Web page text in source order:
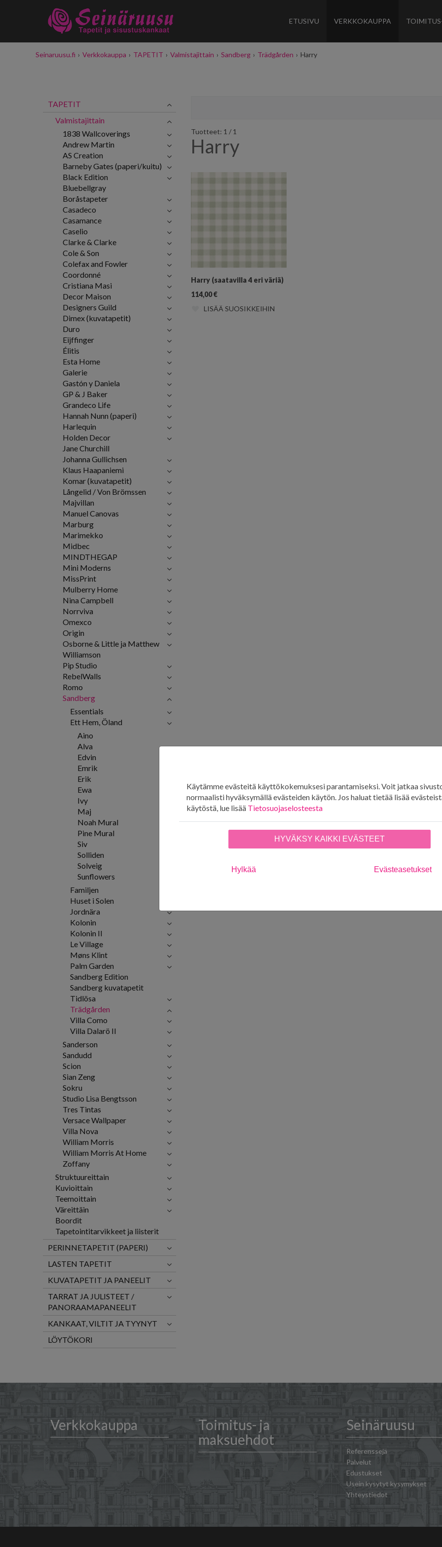
ETUSIVU VERKKOKAUPPA
Seinaruusu.fi › Verkkokauppa › TAPETIT › Valmistajittain › Sandberg › Trädgården › Harry
Tuotteet: 1 / 1
Harry
Harry (saatavilla 4 eri väriä)
114,00€
LISÄÄ SUOSIKKEIHIN
TAPETIT
Valmistajittain
1838 Wallcoverings
Andrew Martin
AS Creation
Barneby Gates (paperi/kuitu)
Black Edition
Bluebellgray
Boråstapeter
Casadeco
Casamance
Caselio
Clarke & Clarke
Cole & Son
Colefax and Fowler
Coordonné
Cristiana Masi
Decor Maison
Designers Guild
Dimex (kuvatapetit)
Duro
Eijffinger
Élitis
Esta Home
Galerie
Gastón y Daniela
GP & J Baker
Grandeco Life
Hannah Nunn (paperi)
Harlequin
Holden Decor
Jane Churchill
Johanna Gullichsen
Klaus Haapaniemi
Komar (kuvatapetit)
Långelid / Von Brömssen
Majvillan
Manuel Canovas
Marburg
Marimekko
Midbec
MINDTHEGAP
Mini Moderns
MissPrint
Mulberry Home
Nina Campbell
Norrviva
Omexco
Origin
Osborne & Little ja Matthew
Williamson
Pip Studio
RebelWalls
Romo
Sandberg
Essentials
Ett Hem, Öland
Aino
Alva
Edvin
Emrik
Erik
Ewa
Ivy
Maj
Noah Mural
Pine Mural
Siv
Solliden
Solveig
Sunflowers
Familjen
Huset i Solen
Jordnära
Kolonin
Kolonin II
Le Village
Møns Klint
Palm Garden
Sandberg Edition
Sandberg kuvatapetit
Tidlösa
Trädgården
Villa Como
Villa Dalarö II
Sanderson
Sandudd
Scion
Sian Zeng
Sokru
Studio Lisa Bengtsson
Tres Tintas
Versace Wallpaper
Villa Nova
William Morris
William Morris At Home
Zoffany
Struktuureittain
Kuvioittain
Teemoittain
Väreittäin
Boordit
Tapetointitarvikkeet ja liisterit
PERINNETAPETIT (PAPERI)
LASTEN TAPETIT
KUVATAPETIT JA PANEELIT
TARRAT JA JULISTEET /
PANORAAMAPANEELIT
KANKAAT, VILTIT JA TYYNYT
LÖYTÖKORI
Verkkokauppa
Toimitus- ja
maksuehdot
Seinäruusu
Referenssejä
Palvelut
Edustukset
Usein kysytyt kysymykset
Yhteystiedot
Käytämme evästeitä käyttökokemuksesi parantamiseksi. Voit jatkaa
normaalisti hyväksymällä evästeiden käytön. Jos haluat tietää lisää
käytöstä, lue lisää Tietosuojaselosteesta
HYVÄKSY KAIKKI EVÄSTEET
Hylkää Evästeasetukset